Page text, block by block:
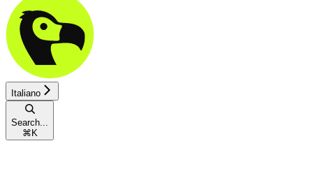
Italiano
Search...
⌘ K